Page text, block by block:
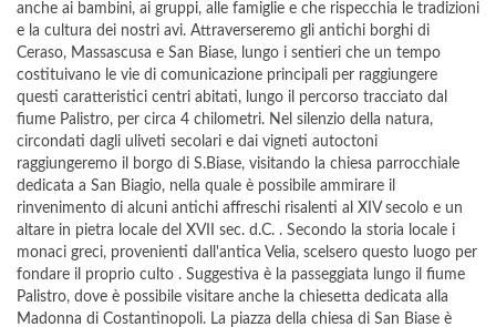
anche ai bambini, ai gruppi, alle famiglie e che rispecchia le tradizioni
e la cultura dei nostri avi. Attraverseremo gli antichi borghi di
Ceraso, Massascusa e San Biase, lungo i sentieri che un tempo
costituivano le vie di comunicazione principali per raggiungere
questi caratteristici centri abitati, lungo il percorso tracciato dal
fiume Palistro, per circa 4 chilometri. Nel silenzio della natura,
circondati dagli uliveti secolari e dai vigneti autoctoni
raggiungeremo il borgo di S.Biase, visitando la chiesa parrocchiale
dedicata a San Biagio, nella quale è possibile ammirare il
rinvenimento di alcuni antichi affreschi risalenti al XIV secolo e un
altare in pietra locale del XVII sec. d.C. . Secondo la storia locale i
monaci greci, provenienti dall'antica Velia, scelsero questo luogo per
fondare il proprio culto . Suggestiva è la passeggiata lungo il fiume
Palistro, dove è possibile visitare anche la chiesetta dedicata alla
Madonna di Costantinopoli. La piazza della chiesa di San Biase è